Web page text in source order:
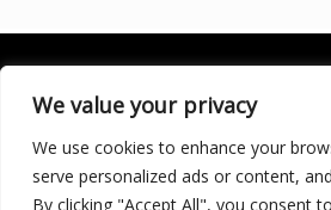
We value your privacy
We use cookies to enhance your
serve personalized ads or content,
By clicking "Accept All", you consent
SOCIALÍZATE